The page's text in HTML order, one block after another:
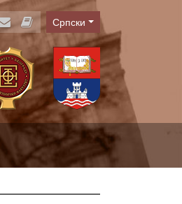
Language
Српски